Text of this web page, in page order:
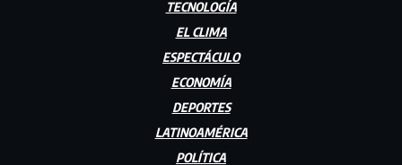
TECNOLOGÍA
EL CLIMA
ESPECTÁCULO
ECONOMÍA
DEPORTES
LATINOAMÉRICA
POLÍTICA